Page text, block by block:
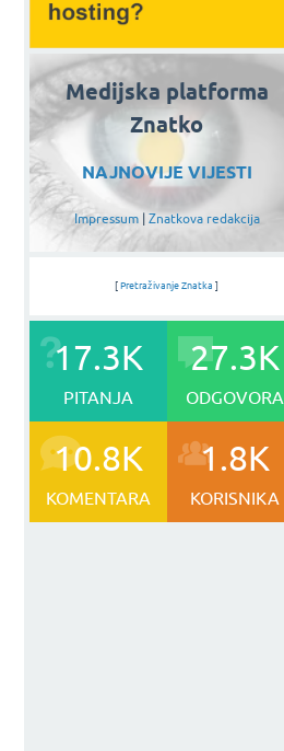
Medijska platforma
Znatko
NAJNOVIJE VIJESTI
Impressum| Znatkova redakcija
[ Pretraživanje Znatka ]
17.3K
PITANJA
27.3K
ODGOVORA
10.8K
KOMENTARA
1.8K
KORISNIKA